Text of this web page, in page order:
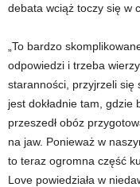
debata wciąż toczy się w
„To bardzo
odpowiedzi i trzeba
staranności, przyjrzeli się
jest dokładnie tam, gdzie
przeszedł obóz
na jaw. Ponieważ w
to teraz ogromna część
Love powiedziała w